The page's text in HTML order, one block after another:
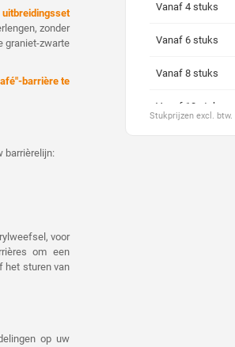
uitbreidingsset
zonder
graniet-zwarte
barrière te
barrièrelijn:
voor
om een
het sturen van
op uw
Vanaf 4 stuks
Vanaf 6 stuks
Vanaf 8 stuks
Vanaf 10 stuks
Stukprijzen excl.